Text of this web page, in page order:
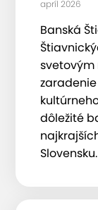
apríl 2026
Banská
svetovým
dôležité
Slovensku.